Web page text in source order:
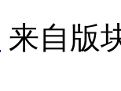
来自版